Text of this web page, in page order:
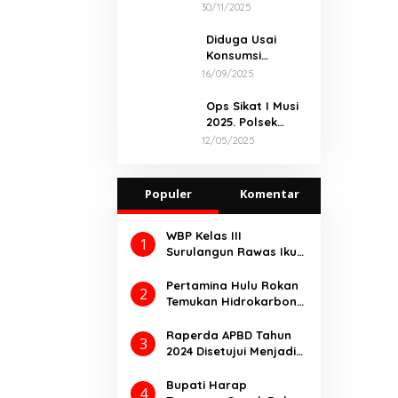
Pesisir, PHE
Raih
Penghargaan
Gubernur
30/11/2025
Diduga Usai
Konsumsi
Narkoba,
Bengkulu
Merusak Mobil
Dan Aniaya
16/09/2025
Ops Sikat I Musi
2025. Polsek
Linggau Timur
Premanisme Dan
Pungli
12/05/2025
Populer Komentar
1
WBP Kelas III
Surulangun Rawas Ikuti
Dharma Bakti
Pemasyarakatan 2025.
2
Pertamina Hulu Rokan
Temukan Hidrokarbon
Sumur Eksplorasi
Anggrek Violet
3
Raperda APBD Tahun
2024 Disetujui Menjadi
Catatan
4
Bupati Harap